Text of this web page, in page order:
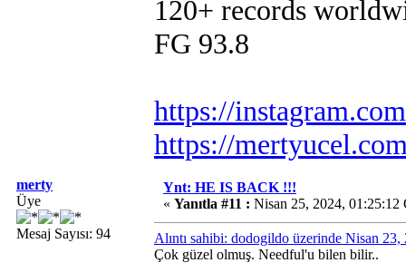
120+ records
FG 93.8
https://
https://
merty
Üye
Mesaj Sayısı: 94
Ynt: HE IS BACK !!!
« Yanıtla #11 : Nisan 25, 2024, 01:25:12
Alıntı sahibi: dodogildo üzerinde Nisan
Çok güzel olmuş. Needful'u bilen bilir..